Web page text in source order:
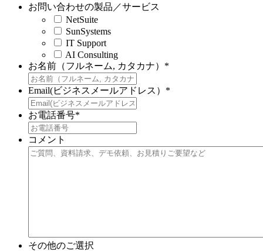
お問い合わせの製品／サービス
NetSuite
SunSystems
IT Support
AI Consulting
お名前（フルネーム, カタカナ） *
Email(ビジネスメールアドレス） *
お電話番号*
コメント
その他のご選択